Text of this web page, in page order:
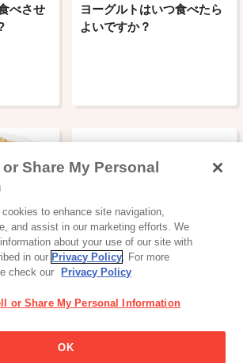
べさせ
ヨーグルトはいつ食べたら
よいですか？
Share My Personal
to enhance site navigation,
and assist in our marketing efforts. We
about your use of our site with
in our Privacy Policy. For more
check our
Privacy Policy
or Share My Personal Information
OK